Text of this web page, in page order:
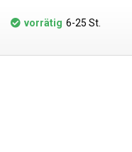
vorrätig 6-25 St.